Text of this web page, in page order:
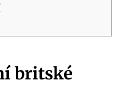
britské